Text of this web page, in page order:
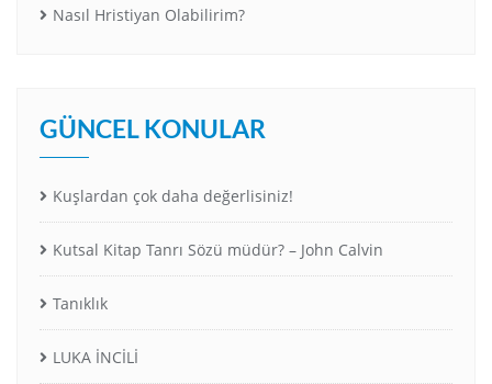
Nasıl Hristiyan Olabilirim?
GÜNCEL KONULAR
Kuşlardan çok daha değerlisiniz!
Kutsal Kitap Tanrı Sözü müdür? – John Calvin
Tanıklık
LUKA İNCİLİ